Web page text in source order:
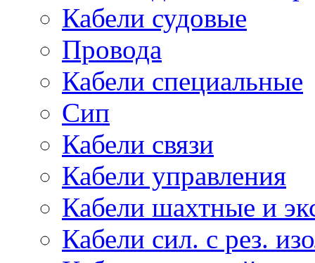
Кабели судовые
Провода
Кабели специальные
Сип
Кабели связи
Кабели управления
Кабели шахтные и
Кабели сил. с рез.